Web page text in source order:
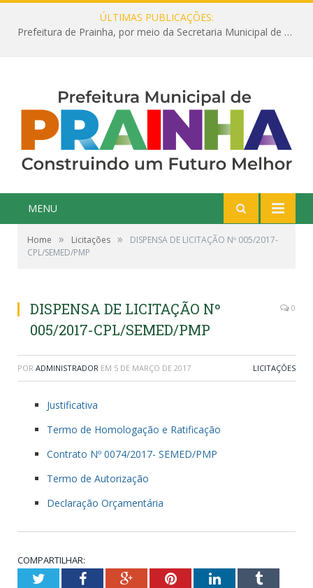
ÚLTIMAS PUBLICAÇÕES:
Prefeitura de Prainha, por meio da Secretaria Municipal de Educação, abre 354 vagas na área da Educação para 2025 com processo seletivo simplificado
MENU
Home » Licitações »
DISPENSA DE LICITAÇÃO Nº 005/2017-
CPL/SEMED/PMP
DISPENSA DE LICITAÇÃO Nº
005/2017-CPL/SEMED/PMP
0
POR ADMINISTRADOR EM 5 DE MARÇO DE 2017 LICITAÇÕES
Justificativa
Termo de Homologação e Ratificação
Contrato Nº 0074/2017- SEMED/PMP
Termo de Autorização
Declaração Orçamentária
COMPARTILHAR:
TwitterFacebookGoogle+PinterestLinkedInTumblr